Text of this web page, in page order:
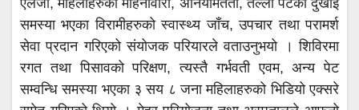
एलर्जी, महिलाहरुको महिनावारी, अनियमितता, तल्लो पेटको दुखाई
समस्या भएका विरामीहरुको स्वास्थ्य जाँच, उपचार तथा परामर्श
सेवा प्रदान गरिएको संयोजक परियारले वताउनुभयो । शिविरमा
रगत तथा पिसावको परिक्षण, त्यस्तै गर्भवती एवम, अन्य पेट
सम्वन्धि समस्या भएका ३ सय ८ जना महिलाहरुको भिडियो एक्सरे